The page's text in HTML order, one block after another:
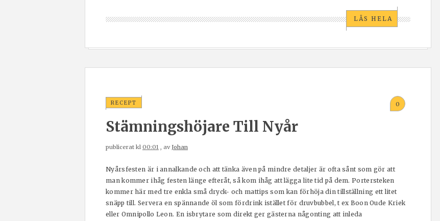
LÄS HELA
RECEPT 0
Stämningshöjare Till Nyår
publicerat kl 00:01 , avJohan
Nyårsfesten är i annalkande och att tänka även på mindre detaljer är ofta sånt som gör att
man kommer ihåg festen länge efteråt, så kom ihåg att lägga lite tid på dem. Portersteken
kommer här med tre enkla små dryck- och mattips som kan förhöja din tillställning ett litet
snäpp till. Servera en spännande öl som fördrink istället för druvbubbel, t ex Boon Oude Kriek
eller Omnipollo Leon. En isbrytare som direkt ger gästerna någonting att inleda